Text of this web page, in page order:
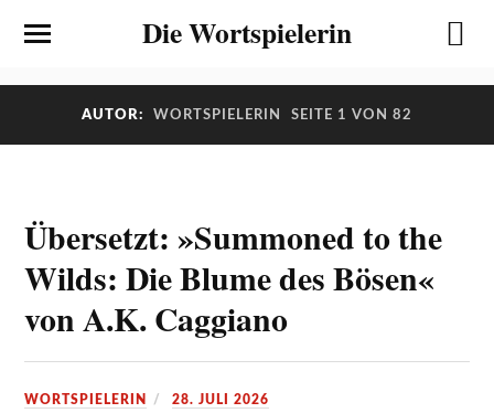
Die Wortspielerin
AUTOR: WORTSPIELERIN SEITE 1 VON 82
Übersetzt: »Summoned to the
Wilds: Die Blume des Bösen«
von A.K. Caggiano
WORTSPIELERIN 28. JULI 2026